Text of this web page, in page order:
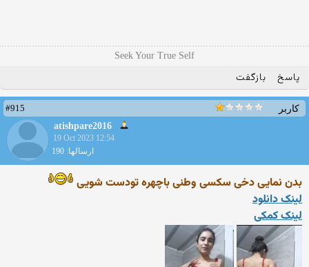
Seek Your True Self
پاسخ بازگفت
کاربر
#915
atishpare2016
19 Oct 2023 12:54
ارسالها: 190
بدن نمایی دخی سکسی وطنی باچهره تودست شویی
لینک دانلود
لینک کمکی